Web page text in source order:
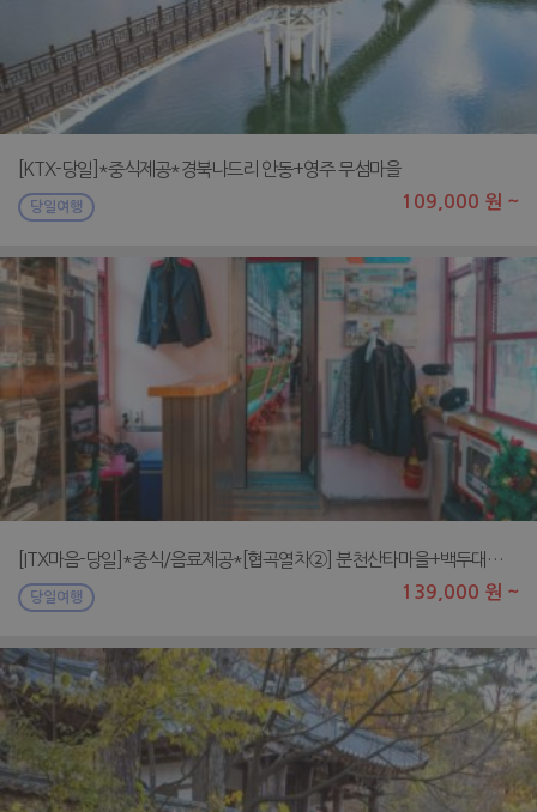
[KTX-당일]*중식제공*경북나드리 안동+영주 무섬마을
당일여행 109,000 원 ~
[ITX마음-당일]*중식/음료제공*[협곡열차②] 분천산타마을+백두대간수목원
당일여행 139,000 원 ~